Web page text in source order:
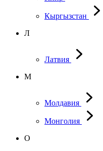
Кыргызстан
Л
Латвия
М
Молдавия
Монголия
О